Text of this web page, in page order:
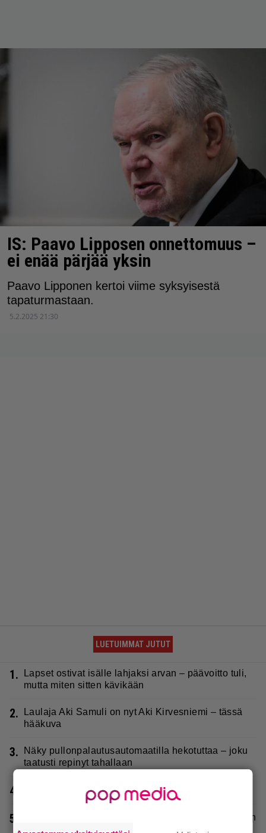
IS: Paavo Lipposen onnettomuus –
ei enää pärjää yksin
Paavo Lipponen kertoi viime syksyisestä
tapaturmastaan.
5.2.2025 21:30
LUETUIMMAT JUTUT
1.
Lapset ostivat isälle lahjaksi arvan – päävoitto tuli,
mutta miten sitten kävikään
2.
Laulaja Aki Samuli on nyt Aki Kirvesniemi – tässä
hääkuva
3.
Näky pullonpalautusautomaatilla hekotuttaa – joku
taatusti repinyt tahallaan
4. Poliisi teki Raumalla surullisen löydön metsästä
5.
Elämäni biisin Katja Ståhlin roisi vitsi suututti somen
välittömästi